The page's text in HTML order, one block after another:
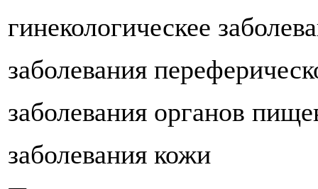
гинекологическее
заболевания
заболевания органов
заболевания кожи